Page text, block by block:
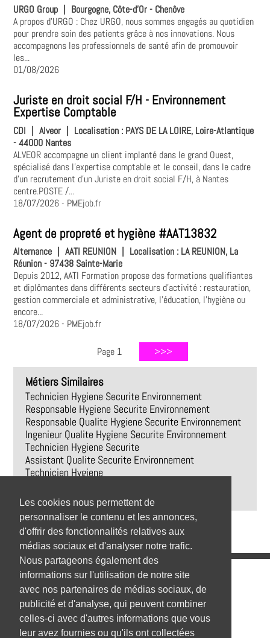
Les cookies nous permettent de
personnaliser le contenu et les annonces,
d'offrir des fonctionnalités relatives aux
médias sociaux et d'analyser notre trafic.
Nous partageons également des
informations sur l'utilisation de notre site
avec nos partenaires de médias sociaux, de
publicité et d'analyse, qui peuvent combiner
celles-ci avec d'autres informations que vous
leur avez fournies ou qu'ils ont collectées
URGO Group
Bourgogne, Côte-d'Or - Chenôve
A propos d'URGO : Chez URGO, nous sommes engagés au quotidien
pour prendre soin des patients grâce à nos innovations. Nous
accompagnons les professionnels de santé afin de promouvoir
les...
01/08/2026
Juriste en droit social F/H - Environnement
Expertise Comptable
CDI | Alveor | Localisation : PAYS DE LA LOIRE, Loire-Atlantique
- 44000 Nantes
ALVEOR accompagne un client implanté dans le grand Ouest,
spécialisé dans l'expertise comptable et le conseil, dans le cadre
d'un recrutement d'un Juriste en droit social F/H, à Nantes
centre.POSTE /...
18/07/2026- PMEjob.fr
Agent de propreté et hygiène #AAT13832
Alternance AATI REUNION Localisation : LA REUNION, La
Réunion - 97438 Sainte-Marie
Depuis 2012, AATI Formation propose des formations qualifiantes
et diplômantes dans différents secteurs d'activité : restauration,
gestion commerciale et administrative, l'éducation, l'hygiène ou
encore...
18/07/2026- PMEjob.fr
Page 1
Métiers Similaires
Technicien Hygiene Securite Environnement
Responsable Hygiene Securite Environnement
Responsable Qualite Hygiene Securite Environnement
Ingenieur Qualite Hygiene Securite Environnement
Technicien Hygiene Securite
Assistant Qualite Securite Environnement
Technicien Hygiene
Consultant Environnement
Emplois
Emplois par secteur
Emplois par ville